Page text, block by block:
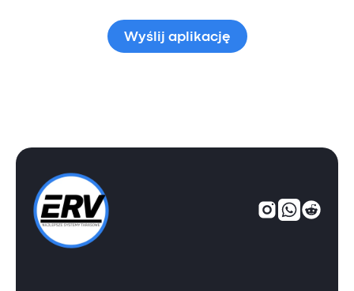
Wyślij aplikację